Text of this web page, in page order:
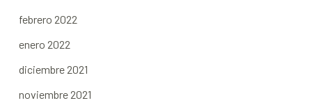
febrero 2022
enero 2022
diciembre 2021
noviembre 2021